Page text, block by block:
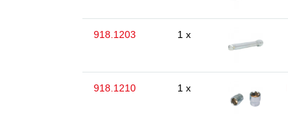
918.1203 1 x
918.1210 1 x